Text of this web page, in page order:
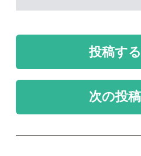
未解決 未解決